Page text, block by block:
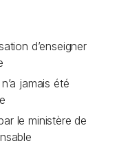
d’enseigner
jamais été
le ministère de